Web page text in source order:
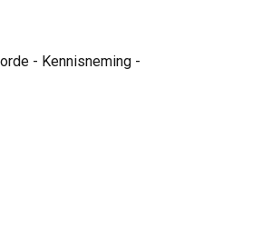
- Kennisneming -